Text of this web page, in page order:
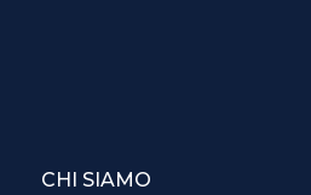
CHI SIAMO